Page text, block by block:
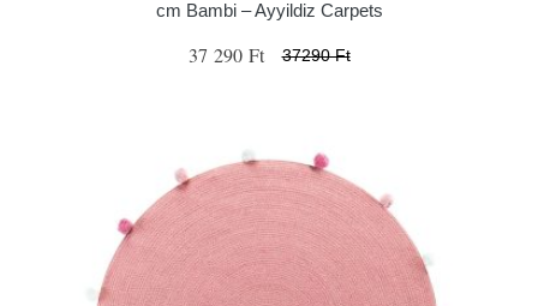
cm Bambi – Ayyildiz Carpets
37 290 Ft 37290 Ft